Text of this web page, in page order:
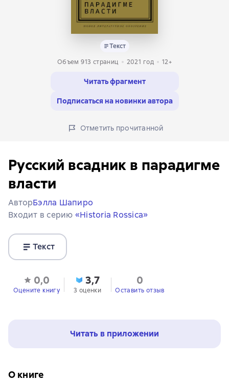
Текст
Объем 913 страниц
2021 год 12+
Читать фрагмент
Подписаться на новинки автора
Отметить прочитанной
Русский всадник в парадигме
власти
АвторБэлла Шапиро
Входит в серию «Historia Rossica»
Текст
0,0
Оцените книгу
3,7
3 оценки
0
Оставить отзыв
Читать в приложении
О книге